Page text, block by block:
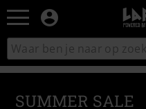
Zoek
in
catalogus
SUMMER SALE